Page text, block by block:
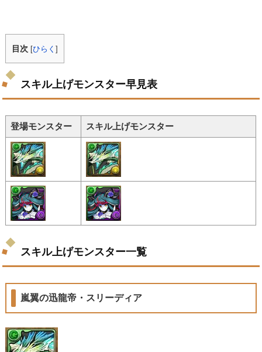
目次 [ひらく]
スキル上げモンスター早見表
登場モンスター スキル上げモンスター
スキル上げモンスター一覧
嵐翼の迅龍帝・スリーディア